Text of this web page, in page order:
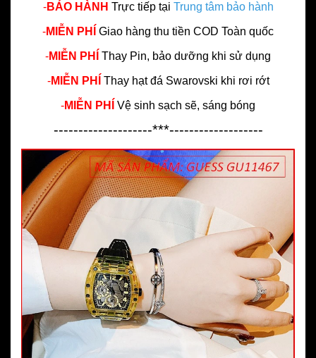
-BẢO HÀNH Trực tiếp tại Trung tâm bảo hành
-MIỄN PHÍ Giao hàng thu tiền COD Toàn quốc
-MIỄN PHÍ Thay Pin, bảo dưỡng khi sử dụng
-MIỄN PHÍ Thay hạt đá Swarovski khi rơi rớt
-MIỄN PHÍ Vệ sinh sạch sẽ, sáng bóng
--------------------***-------------------